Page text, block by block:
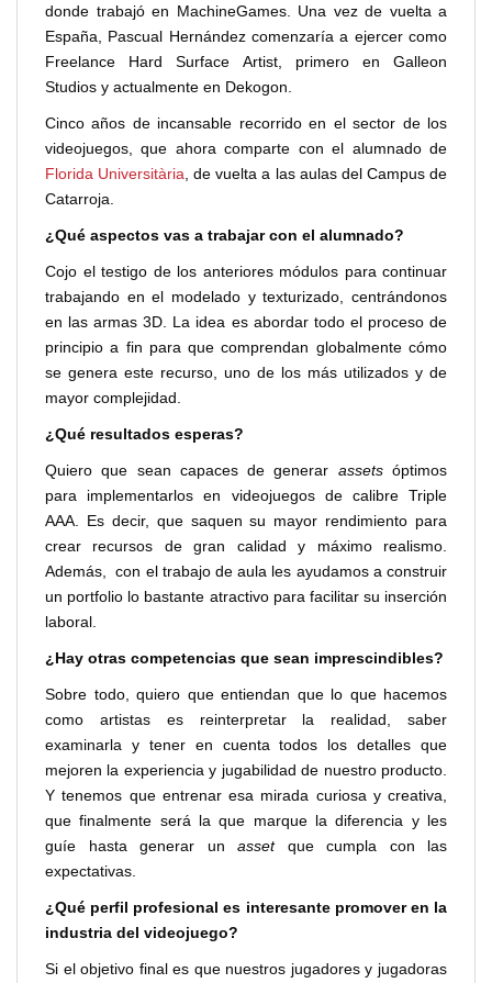
donde trabajó en MachineGames. Una vez de vuelta a
España, Pascual Hernández comenzaría a ejercer como
Freelance Hard Surface Artist, primero en Galleon
Studios y actualmente en Dekogon.
Cinco años de incansable recorrido en el sector de los
videojuegos, que ahora comparte con el alumnado de
Florida Universitària , de vuelta a las aulas del Campus de
Catarroja.
¿Qué aspectos vas a trabajar con el alumnado?
Cojo el testigo de los anteriores módulos para continuar
trabajando en el modelado y texturizado, centrándonos
en las armas 3D. La idea es abordar todo el proceso de
principio a fin para que comprendan globalmente cómo
se genera este recurso, uno de los más utilizados y de
mayor complejidad.
¿Qué resultados esperas?
Quiero que sean capaces de generar assetsóptimos
para implementarlos en videojuegos de calibre Triple
AAA. Es decir, que saquen su mayor rendimiento para
crear recursos de gran calidad y máximo realismo.
Además, con el trabajo de aula les ayudamos a construir
un portfolio lo bastante atractivo para facilitar su inserción
laboral.
¿Hay otras competencias que sean imprescindibles?
Sobre todo, quiero que entiendan que lo que hacemos
como artistas es reinterpretar la realidad, saber
examinarla y tener en cuenta todos los detalles que
mejoren la experiencia y jugabilidad de nuestro producto.
Y tenemos que entrenar esa mirada curiosa y creativa,
que finalmente será la que marque la diferencia y les
guíe hasta generar un assetque cumpla con las
expectativas.
¿Qué perfil profesional es interesante promover en la
industria del videojuego?
Si el objetivo final es que nuestros jugadores y jugadoras